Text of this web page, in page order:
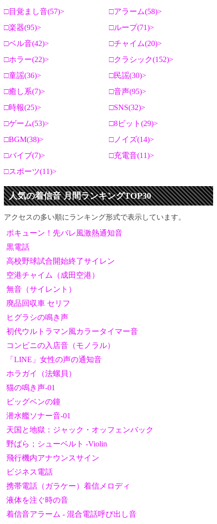
目覚まし音(57)
アラーム(58)
楽器(95)
ループ(71)
ベル音(42)
チャイム(20)
ホラー(22)
クラシック(152)
童謡(36)
民謡(30)
癒し系(7)
音声(95)
時報(25)
SNS(32)
ゲーム(53)
8ビット(29)
BGM(38)
ノイズ(14)
バイブ(7)
充電音(11)
スポーツ(11)
人気の着信音 月間ランキングTOP30
アクセスの多い順にランキング形式で表示しています。
ポキューン！先バレ風激熱通知音
黒電話
高校野球試合開始終了サイレン
空港チャイム（成田空港）
無音（サイレント）
廃品回収車 セリフ
ヒグラシの鳴き声
初代ウルトラマン風カラータイマー音
コンビニの入店音（モノラル）
「LINE」女性の声の通知音
ホラガイ（法螺貝）
猫の鳴き声-01
ビッグベンの鐘
潜水艦ソナー音-01
天国と地獄：ジャック・オッフェンバック
野ばら；シューベルト -Violin
飛行機内アナウンスサイン
ビジネス電話
携帯電話（ガラケー）着信メロディ
液体を注ぐ時の音
着信音アラーム - 混合電話呼び出し音